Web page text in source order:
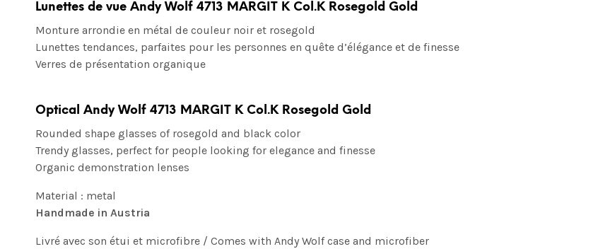
Lunettes de vue Andy Wolf 4713 MARGIT K Col.K Rosegold Gold
Monture arrondie en métal de couleur noir et rosegold
Lunettes tendances, parfaites pour les personnes en quête d’élégance et de finesse
Verres de présentation organique
Optical Andy Wolf 4713 MARGIT K Col.K Rosegold Gold
Rounded shape glasses of rosegold and black color
Trendy glasses, perfect for people looking for elegance and finesse
Organic demonstration lenses
Material : metal
Handmade in Austria
Livré avec son étui et microfibre / Comes with Andy Wolf case and microfiber